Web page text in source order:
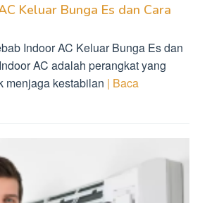
Keluar Bunga Es dan Cara
Indoor AC Keluar Bunga Es dan
AC adalah perangkat yang
menjaga kestabilan | Baca